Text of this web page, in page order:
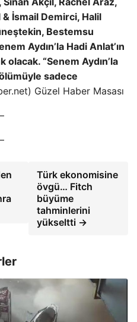
İsmail Demirci, Halil
Bestemsu
Aydın’la Hadi Anlat’ın
olacak. “Senem Aydın’la
sadece
Güzel Haber Masası
Türk ekonomisine
övgü… Fitch
büyüme
tahminlerini
yükseltti →